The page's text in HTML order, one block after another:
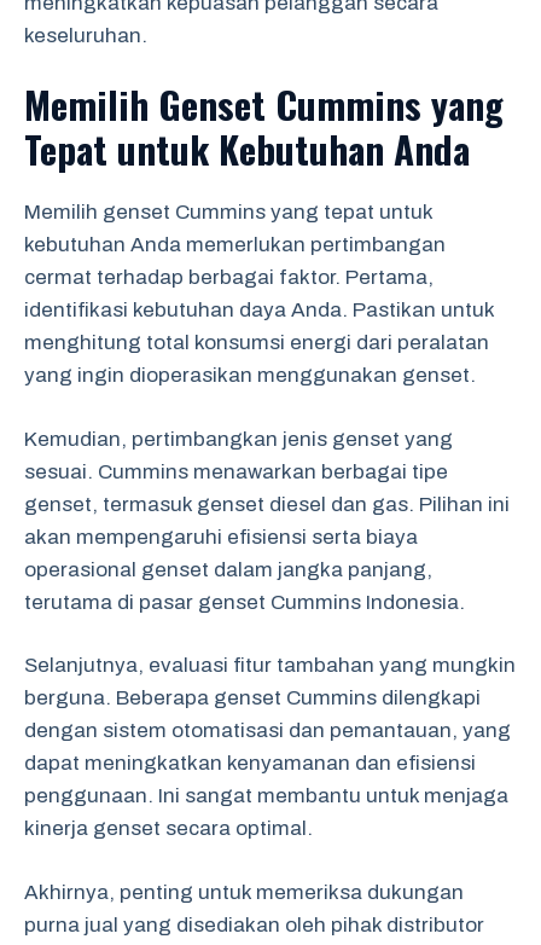
keseluruhan.
Memilih Genset Cummins yang
Tepat untuk Kebutuhan Anda
Memilih genset Cummins yang tepat untuk
kebutuhan Anda memerlukan pertimbangan
cermat terhadap berbagai faktor. Pertama,
identifikasi kebutuhan daya Anda. Pastikan untuk
menghitung total konsumsi energi dari peralatan
yang ingin dioperasikan menggunakan genset.
Kemudian, pertimbangkan jenis genset yang
sesuai. Cummins menawarkan berbagai tipe
genset, termasuk genset diesel dan gas. Pilihan ini
akan mempengaruhi efisiensi serta biaya
operasional genset dalam jangka panjang,
terutama di pasar genset Cummins Indonesia.
Selanjutnya, evaluasi fitur tambahan yang mungkin
berguna. Beberapa genset Cummins dilengkapi
dengan sistem otomatisasi dan pemantauan, yang
dapat meningkatkan kenyamanan dan efisiensi
penggunaan. Ini sangat membantu untuk menjaga
kinerja genset secara optimal.
Akhirnya, penting untuk memeriksa dukungan
purna jual yang disediakan oleh pihak distributor